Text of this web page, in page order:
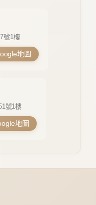
號1樓
地圖
號1樓
地圖